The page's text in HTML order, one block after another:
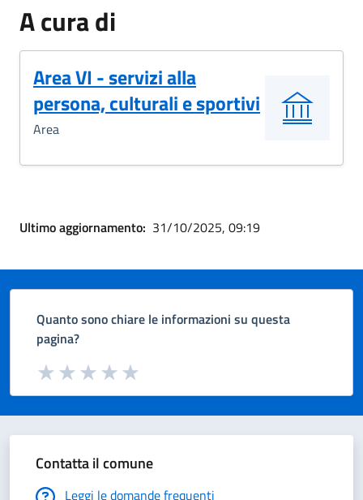
A cura di
Area VI - servizi alla
persona, culturali e sportivi
Area
Ultimo aggiornamento: 31/10/2025, 09:19
Quanto sono chiare le informazioni su questa
pagina?
Valuta da 1 a 5 stelle la pagina
Valuta 5 stelle su 5
Valuta 4 stelle su 5
Valuta 3 stelle su 5
Valuta 2 stelle su 5
Valuta 1 stelle su 5
Contatta il comune
Leggi le domande frequenti